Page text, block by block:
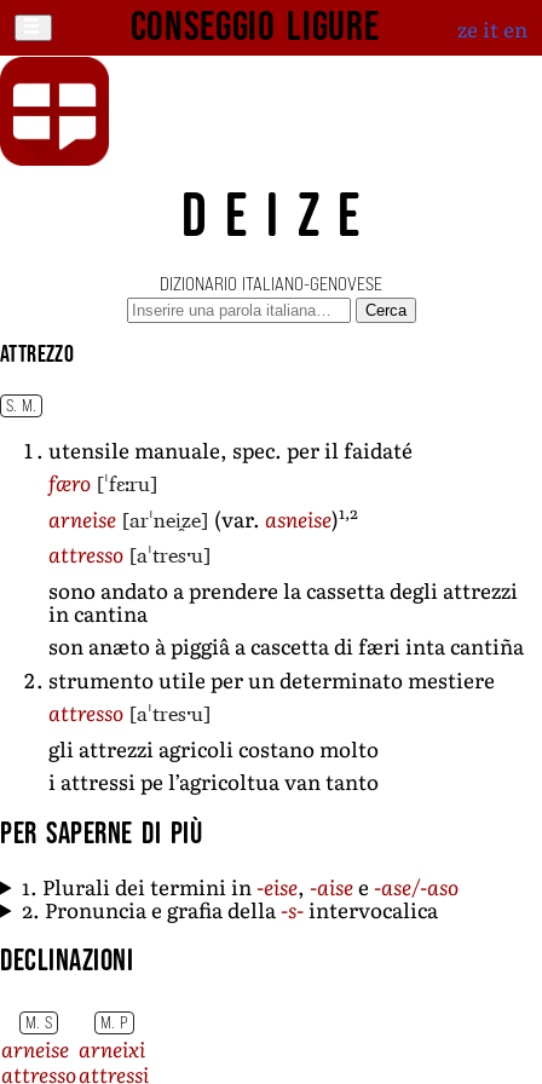
Conseggio ligure ze iten
DEIZE
DIZIONARIO ITALIANO-GENOVESE
Cerca
attrezzo
S. M.
utensile manuale, spec. per il faidaté
færo [ˈfɛːru]
arneise [arˈnei̯ze] (var. asneise)1,2
attresso [aˈtresˑu]
sono andato a prendere la cassetta degli attrezzi
in cantina
son anæto à piggiâ a cascetta di færi inta cantiña
strumento utile per un determinato mestiere
attresso [aˈtresˑu]
gli attrezzi agricoli costano molto
i attressi pe l’agricoltua van tanto
Per saperne di più
1. Plurali dei termini in -eise, -aisee -ase/-aso
2. Pronuncia e grafia della -s- intervocalica
Declinazioni
M. S M. P
arneise arneixi
attressoattressi